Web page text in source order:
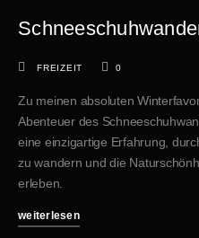
FREIZEIT 0
Zu meinen absoluten
Abenteuer des
eine einzigartige Erfahrung,
zu wandern und die
erleben.
weiterlesen